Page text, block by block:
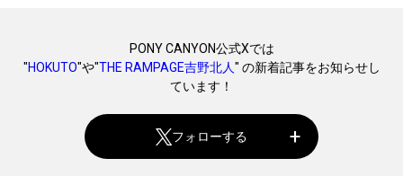
PONY CANYON公式Xでは
"HOKUTO"や"THE RAMPAGE吉野北人" の新着記事をお知らせし
ています！
フォローする